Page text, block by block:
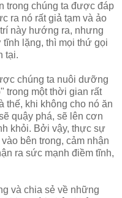
trong chúng ta được đáp
ra nó rất giả tạm và ảo
này hướng ra, nhưng
tĩnh lặng, thì mọi thứ gọi
tại.
chúng ta nuôi dưỡng
trong một thời gian rất
thế, khi không cho nó ăn
quậy phá, sẽ lên cơn
khỏi. Bởi vậy, thực sự
bên trong, cảm nhận
ra sức mạnh điềm tĩnh,
và chia sẻ về những